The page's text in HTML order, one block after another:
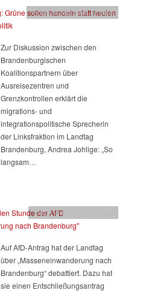
Flucht & Migration,Presse
Zur Diskussion zwischen den
Brandenburgischen
Koalitionspartnern über
Ausreisezentren und
Grenzkontrollen erklärt die
migrations- und
integrationspolitische Sprecherin
der Linksfraktion im Landtag
Brandenburg, Andrea Johlige: „So
langsam…
Flucht & Migration
Auf AfD-Antrag hat der Landtag
über „Masseneinwanderung nach
Brandenburg“ debattiert. Dazu hat
sie einen Entschließungsantrag